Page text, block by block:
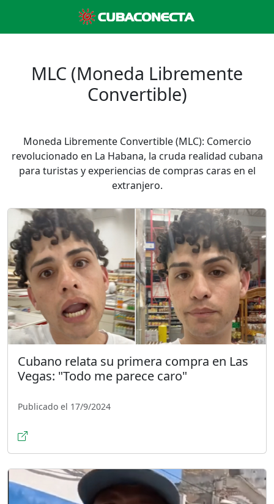
MLC (Moneda Libremente
Convertible)
Moneda Libremente Convertible (MLC): Comercio
revolucionado en La Habana, la cruda realidad cubana
para turistas y experiencias de compras caras en el
extranjero.
Cubano relata su primera compra en Las
Vegas: "Todo me parece caro"
Publicado el 17/9/2024